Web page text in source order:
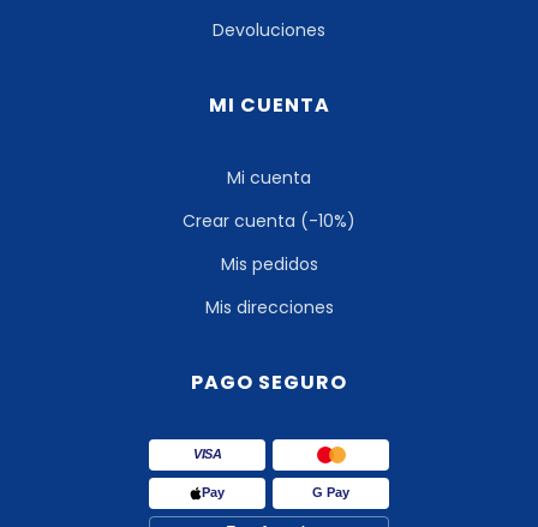
Devoluciones
MI CUENTA
Mi cuenta
Crear cuenta (-10%)
Mis pedidos
Mis direcciones
PAGO SEGURO
VISA
Pay G Pay